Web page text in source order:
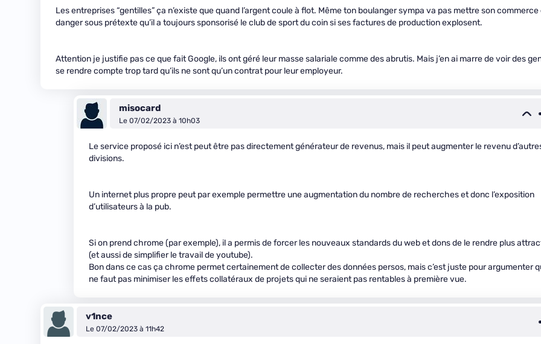
Les entreprises “gentilles” ça n’existe que quand l’argent coule à flot. Même ton boulanger sympa va pas mettre son commerce
danger sous prétexte qu’il a toujours sponsorisé le club de sport du coin si ses factures de production explosent.
Attention je justifie pas ce que fait Google, ils ont géré leur masse salariale comme des abrutis. Mais j’en ai marre de voir des
se rendre compte trop tard qu’ils ne sont qu’un contrat pour leur employeur.
misocard
Le 07/02/2023 à 10h03
Le service proposé ici n’est peut être pas directement générateur de revenus, mais il peut augmenter le revenu
divisions.
Un internet plus propre peut par exemple permettre une augmentation du nombre de recherches et donc l’exposition
d’utilisateurs à la pub.
Si on prend chrome (par exemple), il a permis de forcer les nouveaux standards du web et dons de le rendre plus
(et aussi de simplifier le travail de youtube).
Bon dans ce cas ça chrome permet certainement de collecter des données persos, mais c’est juste pour argumenter
ne faut pas minimiser les effets collatéraux de projets qui ne seraient pas rentables à première vue.
v1nce
Le 07/02/2023 à 11h42